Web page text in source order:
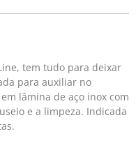
tem tudo para deixar
para auxiliar no
lâmina de aço inox com
e a limpeza. Indicada